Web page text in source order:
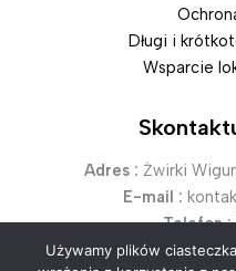
Długi i
Wsparcie
Adres : Żwirki
E-mail :
Telefon :
Używamy plików